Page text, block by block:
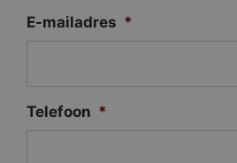
E-mailadres *
Telefoon *